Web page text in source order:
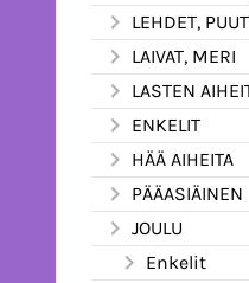
LEHDET,
LAIVAT, MERI
LASTEN
ENKELIT
HÄÄ AIHEITA
PÄÄASIÄINEN
JOULU
Enkelit